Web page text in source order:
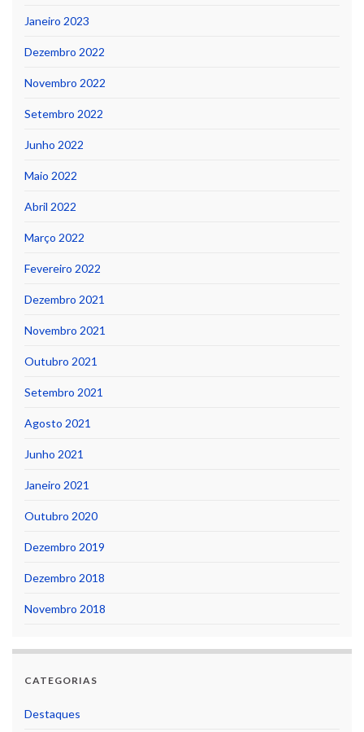
Janeiro 2023
Dezembro 2022
Novembro 2022
Setembro 2022
Junho 2022
Maio 2022
Abril 2022
Março 2022
Fevereiro 2022
Dezembro 2021
Novembro 2021
Outubro 2021
Setembro 2021
Agosto 2021
Junho 2021
Janeiro 2021
Outubro 2020
Dezembro 2019
Dezembro 2018
Novembro 2018
CATEGORIAS
Destaques